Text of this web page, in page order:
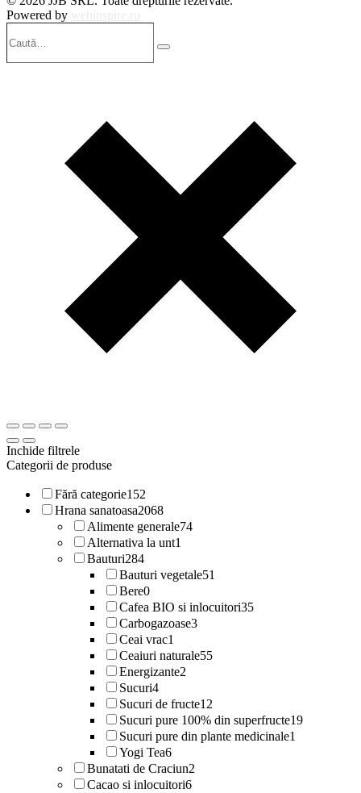
Powered by
Search
Inchide filtrele
Categorii de produse
Fără categorie152
Hrana sanatoasa2068
Alimente generale74
Alternativa la unt1
Bauturi284
Bauturi vegetale51
Bere0
Cafea BIO si inlocuitori35
Carbogazoase3
Ceai vrac1
Ceaiuri naturale55
Energizante2
Sucuri4
Sucuri de fructe12
Sucuri pure 100% din superfructe19
Sucuri pure din plante medicinale1
Yogi Tea6
Bunatati de Craciun2
Cacao si inlocuitori6